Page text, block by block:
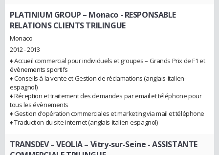
PLATINIUM GROUP – Monaco- RESPONSABLE
RELATIONS CLIENTS TRILINGUE
Monaco
2012 - 2013
♦ Accueil commercial pour individuels et groupes – Grands Prix de F1 et
évènements sportifs
♦ Conseils à la vente et Gestion de réclamations (anglais-italien-
espagnol)
♦ Réception et traitement des demandes par email et téléphone pour
tous les évènements
♦ Gestion d’opération commerciales et marketing via mail et téléphone
♦ Traduction du site internet (anglais-italien-espagnol)
TRANSDEV – VEOLIA – Vitry-sur-Seine - ASSISTANTE